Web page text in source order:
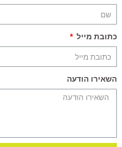
כתובת מייל
השאירו הודעה